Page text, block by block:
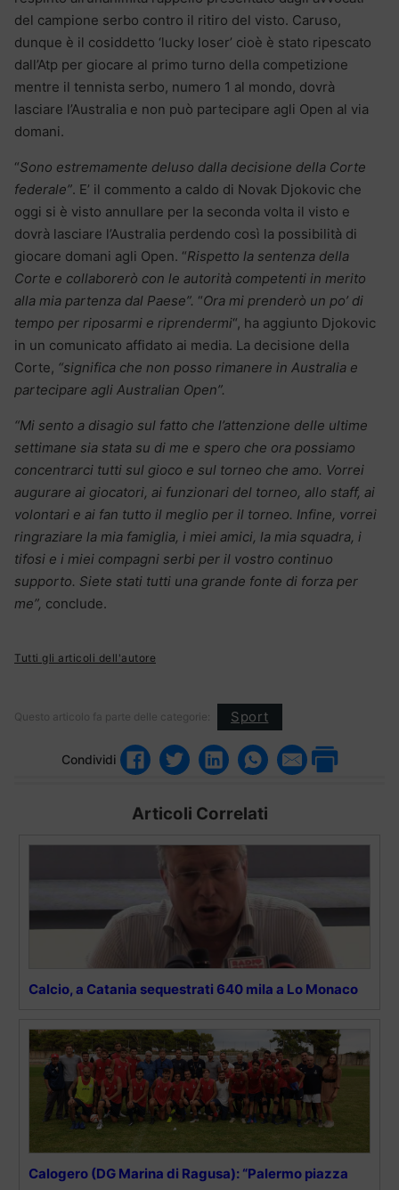
del campione serbo contro il ritiro del visto. Caruso,
dunque è il cosiddetto ‘lucky loser’ cioè è stato ripescato
dall’Atp per giocare al primo turno della competizione
mentre il tennista serbo, numero 1 al mondo, dovrà
lasciare l’Australia e non può partecipare agli Open al via
domani.
“Sono estremamente deluso dalla decisione della Corte
federale”. E’ il commento a caldo di Novak Djokovic che
oggi si è visto annullare per la seconda volta il visto e
dovrà lasciare l’Australia perdendo così la possibilità di
giocare domani agli Open. “Rispetto la sentenza della
Corte e collaborerò con le autorità competenti in merito
alla mia partenza dal Paese”. “Ora mi prenderò un po’ di
tempo per riposarmi e riprendermi“, ha aggiunto Djokovic
in un comunicato affidato ai media. La decisione della
Corte, “significa che non posso rimanere in Australia e
partecipare agli Australian Open”.
“Mi sento a disagio sul fatto che l’attenzione delle ultime
settimane sia stata su di me e spero che ora possiamo
concentrarci tutti sul gioco e sul torneo che amo. Vorrei
augurare ai giocatori, ai funzionari del torneo, allo staff, ai
volontari e ai fan tutto il meglio per il torneo. Infine, vorrei
ringraziare la mia famiglia, i miei amici, la mia squadra, i
tifosi e i miei compagni serbi per il vostro continuo
supporto. Siete stati tutti una grande fonte di forza per
me”, conclude.
Tutti gli articoli dell'autore
Questo articolo fa parte delle categorie: Sport
Condividi
Articoli Correlati
Calcio, a Catania sequestrati 640 mila a Lo Monaco
Calogero (DG Marina di Ragusa): “Palermo piazza